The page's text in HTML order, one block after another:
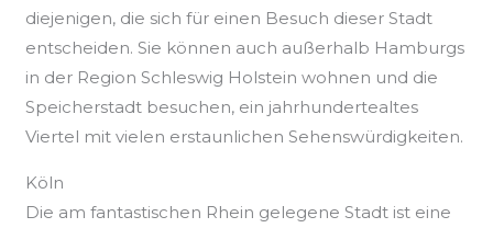
diejenigen, die sich für einen Besuch dieser Stadt
entscheiden. Sie können auch außerhalb Hamburgs
in der Region Schleswig Holstein wohnen und die
Speicherstadt besuchen, ein jahrhundertealtes
Viertel mit vielen erstaunlichen Sehenswürdigkeiten.
Köln
Die am fantastischen Rhein gelegene Stadt ist eine